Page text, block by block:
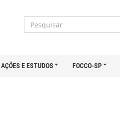
AÇÕES E ESTUDOS FOCCO-SP